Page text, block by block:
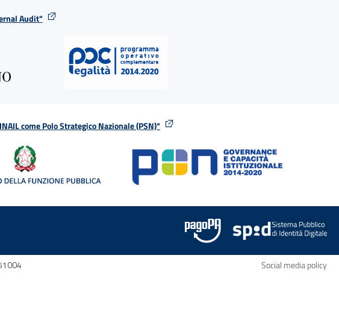
Audit"
come Polo Strategico Nazionale (PSN)"
una nuova finestra
interno - Apre nella stessa finestra
Social media policy